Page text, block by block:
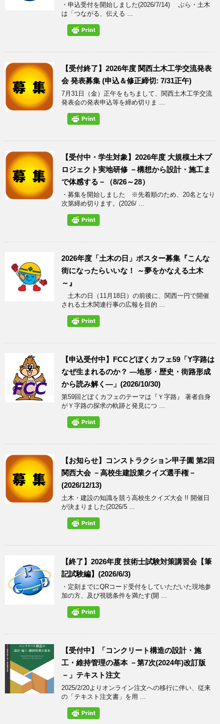
・申込受付を開始しました(2026/7/14) ぶら・土木
は「つながる、伝える ...
【受付終了】2026年度 関西土木工学交流発表
会 発表募集 (申込＆修正締切: 7/31正午)
7月31日（金）正午をもちまして、関西土木工学交流
発表会の発表申込等を締め切りま ...
【受付中・学生対象】2026年度 大規模土木プ
ロジェクト実地研修 －構想から設計・施工ま
で体感する－（8/26～28）
・募集を開始しました ※先着順のため、20名となり
次第締め切ります。(2026/ ...
2026年度「土木の日」ポスター募集『こんな
街になったらいいな！ ～夢をかなえる土木
～』
土木の日（11月18日）の前後に、関西一円で開催
される土木関連行事の広報を目的 ...
【申込受付中】FCCどぼくカフェ59「Y字路は
なぜ生まれるのか？ ―地形・歴史・街路形成
から読み解く―」(2026/10/30)
第59回どぼくカフェのテーマは『Ｙ字路』 著者自身
がＹ字路の探求の軌跡と発見につ ...
【お知らせ】コンストラクション甲子園 第2回
関西大会 －高校生建設業クイズ選手権－
(2026/12/13)
土木・建設の知識を競う高校生クイズ大会 !! 開催日
が決まりました(2026/5 ...
【終了】2026年度 技術士試験対策講習会【筆
記試験編】(2026/6/3)
・定刻までにQRコード受付をしていただいた現地参
加の方、及び視聴条件を満たす(開 ...
【受付中】「コンクリート構造の設計・施
工・維持管理の基本 －第7次(2024年)改訂版
－」テキスト注文
2025/2/20よりオンライン注文への移行に伴い、従来
の「テキスト注文書」を用 ...